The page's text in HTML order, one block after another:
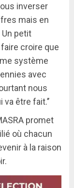
inverser
mais en
Un petit
croire que
système
avec
nous
être fait.’’
promet
où chacun
à la raison